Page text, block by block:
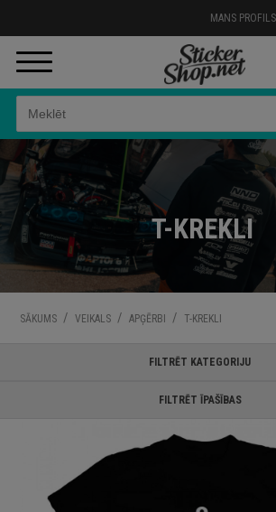
MANS PROFILS
T-KREKLI
SĀKUMS / VEIKALS / APĢĒRBI / T-KREKLI
FILTRĒT KATEGORIJU
FILTRĒT ĪPAŠĪBAS